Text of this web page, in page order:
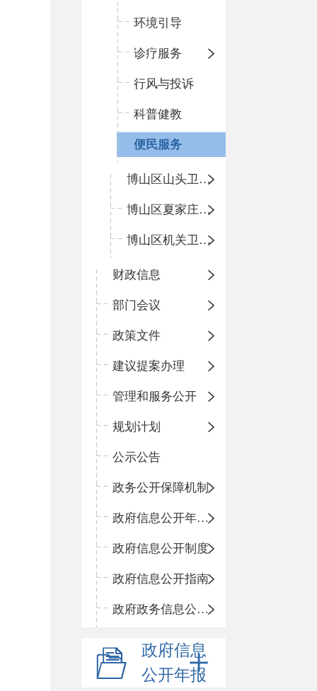
环境引导
诊疗服务
行风与投诉
科普健教
便民服务
博山区山头卫生院
博山区夏家庄卫生院
博山区机关卫生所
财政信息
部门会议
政策文件
建议提案办理
管理和服务公开
规划计划
公示公告
政务公开保障机制
政府信息公开年度报告
政府信息公开制度
政府信息公开指南
政府政务信息公开目录
政府信息
公开年报